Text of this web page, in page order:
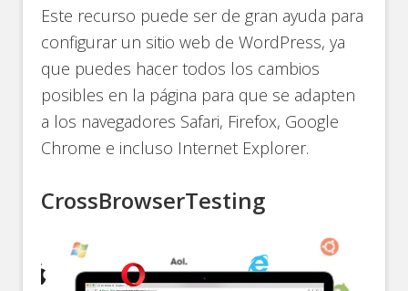
Este recurso puede ser de gran ayuda para
configurar un sitio web de WordPress, ya
que puedes hacer todos los cambios
posibles en la página para que se adapten
a los navegadores Safari, Firefox, Google
Chrome e incluso Internet Explorer.
CrossBrowserTesting